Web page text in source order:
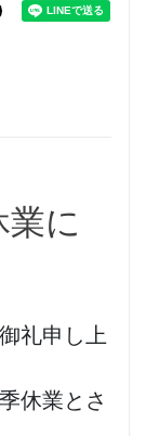
業に
礼申し上
休業とさ